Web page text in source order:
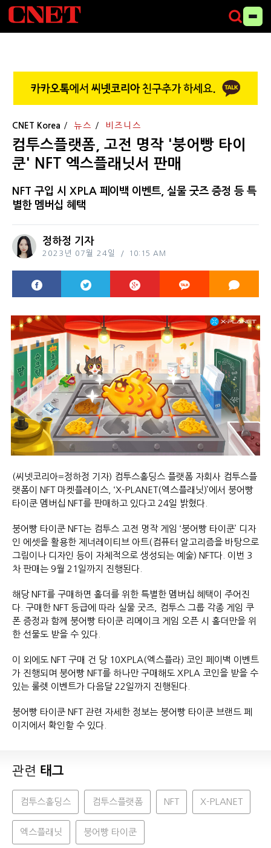
CNET Korea 뉴스 비즈니스
컴투스플랫폼, 고전 명작 '붕어빵 타이
쿤' NFT 엑스플래닛서 판매
NFT 구입 시 XPLA 페이백 이벤트, 실물 굿즈 증정 등 특
별한 멤버십 혜택
정하정 기자
2023년 07월 24일 10:15 AM
(씨넷코리아=정하정 기자) 컴투스홀딩스 플랫폼 자회사 컴투스플
랫폼이 NFT 마켓플레이스, ‘X-PLANET(엑스플래닛)’에서 붕어빵
타이쿤 멤버십 NFT를 판매하고 있다고 24일 밝혔다.
붕어빵 타이쿤 NFT는 컴투스 고전 명작 게임 ‘붕어빵 타이쿤’ 디자
인 에셋을 활용한 제너레이티브 아트(컴퓨터 알고리즘을 바탕으로
그림이나 디자인 등이 자체적으로 생성되는 예술) NFT다. 이번 3
차 판매는 9월 21일까지 진행된다.
해당 NFT를 구매하면 홀더를 위한 특별한 멤버십 혜택이 주어진
다. 구매한 NFT 등급에 따라 실물 굿즈, 컴투스 그룹 각종 게임 쿠
폰 증정과 함께 붕어빵 타이쿤 리메이크 게임 오픈 시 홀더만을 위
한 선물도 받을 수 있다.
이 외에도 NFT 구매 건 당 10XPLA(엑스플라) 코인 페이백 이벤트
가 진행되며 붕어빵 NFT를 하나만 구매해도 XPLA 코인을 받을 수
있는 룰렛 이벤트가 다음달 22일까지 진행된다.
붕어빵 타이쿤 NFT 관련 자세한 정보는 붕어빵 타이쿤 브랜드 페
이지에서 확인할 수 있다.
관련 태그
컴투스홀딩스 컴투스플랫폼 NFT X-PLANET
엑스플래닛 붕어빵 타이쿤